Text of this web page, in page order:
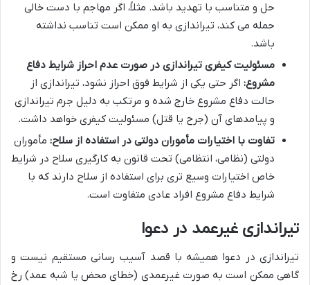
حل و متناسب با تهدید باشد. مثلاً، اگر مهاجم با دست خالی
حمله می کند، تیراندازی به او ممکن است تناسب نداشته
باشد.
مسئولیت کیفری تیراندازی در صورت عدم احراز شرایط دفاع
مشروع: اگر حتی یکی از شرایط فوق احراز نشود، تیراندازی از
حالت دفاع مشروع خارج شده و مرتکب به دلیل جرم تیراندازی
و پیامدهای آن (جرح یا قتل) مسئولیت کیفری خواهد داشت.
تفاوت با اختیارات مأموران دولتی در استفاده از سلاح: مأموران
دولتی (نظامی، انتظامی) تحت قانون به کارگیری سلاح در شرایط
خاص اختیارات وسیع تری برای استفاده از سلاح دارند که با
شرایط دفاع مشروع افراد عادی متفاوت است.
تیراندازی غیرعمد در دعوا
تیراندازی در دعوا همیشه با قصد آسیب رسانی مستقیم نیست و
گاهی ممکن است به صورت غیرعمدی (خطای محض یا شبه عمد) رخ